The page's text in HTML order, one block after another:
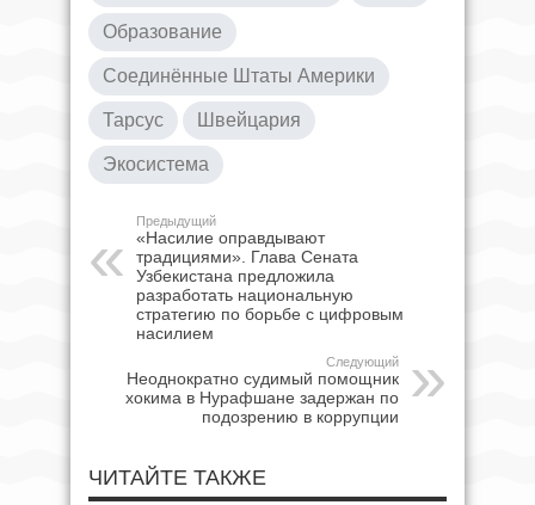
Образование
Соединённые Штаты Америки
Тарсус Швейцария
Экосистема
Предыдущий
«Насилие оправдывают
традициями». Глава Сената
Узбекистана предложила
разработать национальную
стратегию по борьбе с цифровым
насилием
Следующий
Неоднократно судимый помощник
хокима в Нурафшане задержан по
подозрению в коррупции
ЧИТАЙТЕ ТАКЖЕ